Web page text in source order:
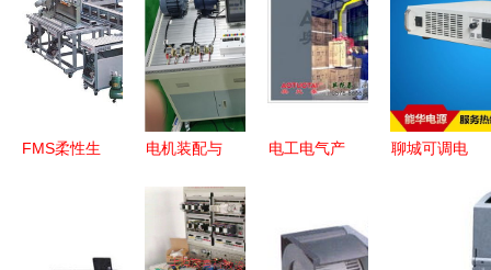
FMS柔性生
电机装配与
训考核装置
在电气设备
电工电气产
备网电气设
聊城可调电